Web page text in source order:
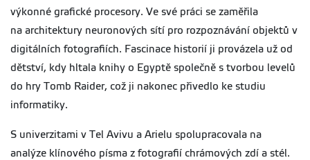
výkonné grafické procesory. Ve své práci se zaměřila
na architektury neuronových sítí pro rozpoznávání objektů v
digitálních fotografiích. Fascinace historií ji provázela už od
dětství, kdy hltala knihy o Egyptě společně s tvorbou levelů
do hry Tomb Raider, což ji nakonec přivedlo ke studiu
informatiky.
S univerzitami v Tel Avivu a Arielu spolupracovala na
analýze klínového písma z fotografií chrámových zdí a stél.